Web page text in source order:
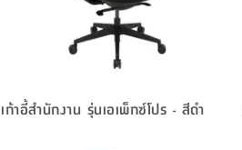
เก้าอี้สำนักงาน รุ่นเอเพ็กซ์โปร - สีดำ